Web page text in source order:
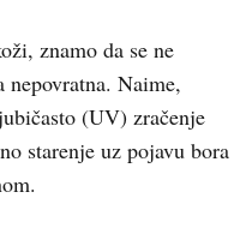
znamo da se ne
Naime,
(UV) zračenje
starenje uz pojavu bora